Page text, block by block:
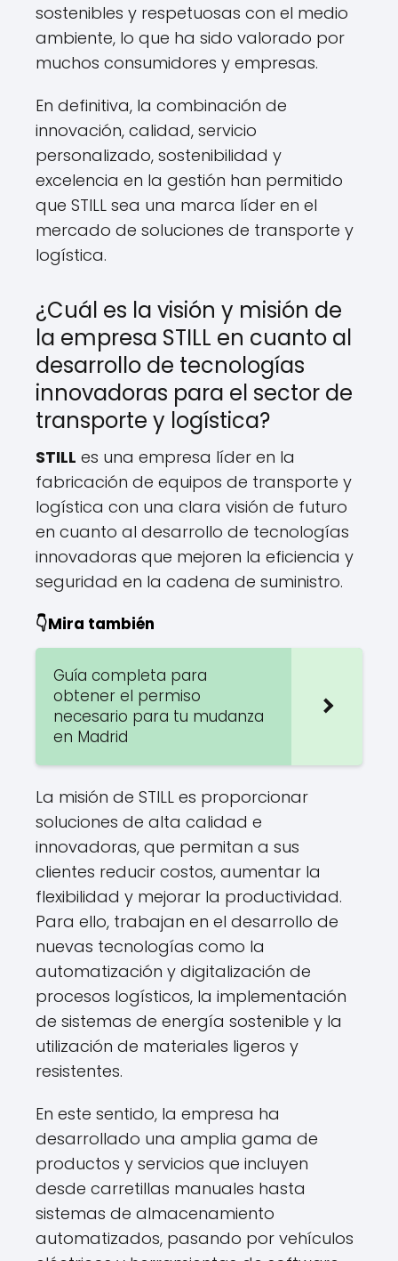
sostenibles y respetuosas con el medio
ambiente, lo que ha sido valorado por
muchos consumidores y empresas.
En definitiva, la combinación de
innovación, calidad, servicio
personalizado, sostenibilidad y
excelencia en la gestión han permitido
que STILL sea una marca líder en el
mercado de soluciones de transporte y
logística.
¿Cuál es la visión y misión de
la empresa STILL en cuanto al
desarrollo de tecnologías
innovadoras para el sector de
transporte y logística?
STILL es una empresa líder en la
fabricación de equipos de transporte y
logística con una clara visión de futuro
en cuanto al desarrollo de tecnologías
innovadoras que mejoren la eficiencia y
seguridad en la cadena de suministro.
👇Mira también
Guía completa para
obtener el permiso
necesario para tu mudanza
en Madrid
La misión de STILL es proporcionar
soluciones de alta calidad e
innovadoras, que permitan a sus
clientes reducir costos, aumentar la
flexibilidad y mejorar la productividad.
Para ello, trabajan en el desarrollo de
nuevas tecnologías como la
automatización y digitalización de
procesos logísticos, la implementación
de sistemas de energía sostenible y la
utilización de materiales ligeros y
resistentes.
En este sentido, la empresa ha
desarrollado una amplia gama de
productos y servicios que incluyen
desde carretillas manuales hasta
sistemas de almacenamiento
automatizados, pasando por vehículos